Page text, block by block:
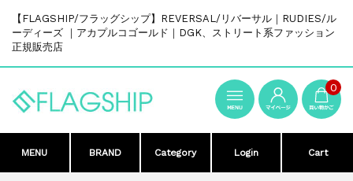
【FLAGSHIP/フラッグシップ】REVERSAL/リバーサル｜RUDIES/ル
ーディーズ ｜アカプルコゴールド｜DGK、ストリート系ファッション
正規販売店
0
MENU BRAND Category Login Cart